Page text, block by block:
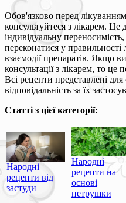
Обов'язково перед
консультуйтеся з лікарем.
індивідуальну
переконатися у
взаємодії препаратів. Якщо
консультації з лікарем, то
Всі рецепти представлені
відповідальність за їх
Статті з цієї категорії:
Народні
рецепти від
застуди
Народні
рецепти на
основі
петрушки